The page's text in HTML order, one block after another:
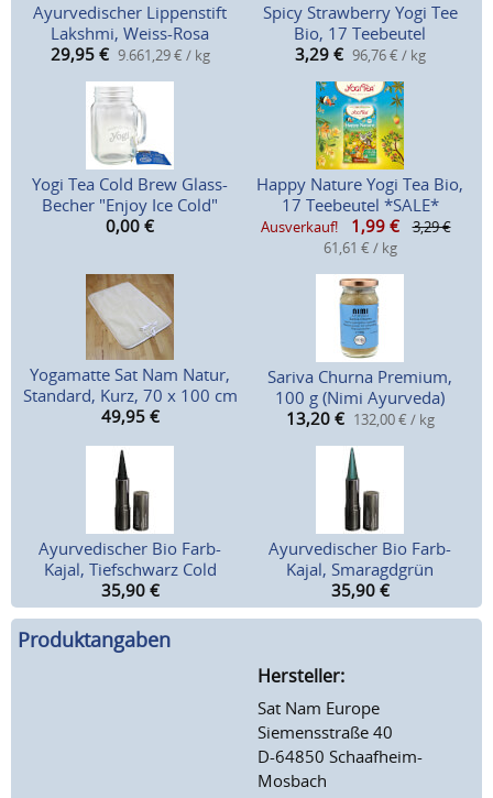
Ayurvedischer Lippenstift
Lakshmi, Weiss-Rosa
29,95 € 9.661,29 € / kg
Spicy Strawberry Yogi Tee
Bio, 17 Teebeutel
3,29 € 96,76 € / kg
Yogi Tea Cold Brew Glass-
Becher "Enjoy Ice Cold"
0,00 €
Happy Nature Yogi Tea Bio,
17 Teebeutel *SALE*
Ausverkauf! 1,99 €
3,29 €
61,61 € / kg
Yogamatte Sat Nam Natur,
Standard, Kurz, 70 x 100 cm
49,95 €
Sariva Churna Premium,
100 g (Nimi Ayurveda)
13,20 € 132,00 € / kg
Ayurvedischer Bio Farb-
Kajal, Tiefschwarz Cold
35,90 €
Ayurvedischer Bio Farb-
Kajal, Smaragdgrün
35,90 €
Produktangaben
Hersteller:
Sat Nam Europe
Siemensstraße 40
D-64850 Schaafheim-
Mosbach